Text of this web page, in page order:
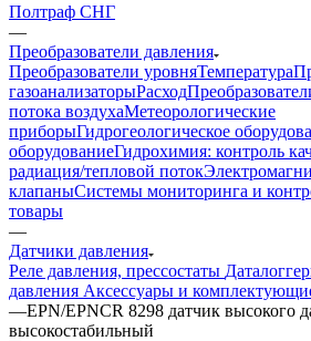
Полтраф СНГ
—
Преобразователи давления
Преобразователи уровняТемпература
газоанализаторыРасход
потока воздухаМетеорологические
приборыГидрогеологическое
оборудованиеГидрохимия: контроль
радиация/тепловой поток
клапаныСистемы мониторинга и
товары
—
Датчики давления
Реле давления, прессостаты
давления Аксессуары и
—EPN/EPNCR 8298 датчик высокого
высокостабильный